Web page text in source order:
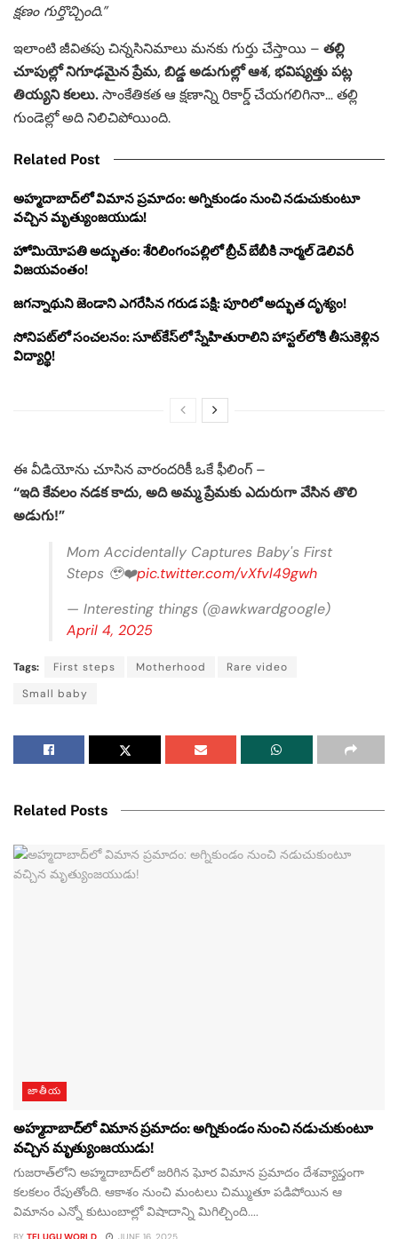
క్షణం గుర్తొచ్చింది.”
ఇలాంటి జీవితపు చిన్నసినిమాలు మనకు గుర్తు చేస్తాయి – తల్లి
చూపుల్లో నిగూఢమైన ప్రేమ, బిడ్డ అడుగుల్లో ఆశ, భవిష్యత్తు పట్ల
తియ్యని కలలు.సాంకేతికత ఆ క్షణాన్ని రికార్డ్ చేయగలిగినా… తల్లి
గుండెల్లో అది నిలిచిపోయింది.
Related Post
అహ్మదాబాద్‌లో విమాన ప్రమాదం: అగ్నికుండం నుంచి నడుచుకుంటూ
వచ్చిన మృత్యుంజయుడు!
హోమియోపతి అద్భుతం: శేరిలింగంపల్లిలో బ్రీచ్ బేబీకి నార్మల్ డెలివరీ
విజయవంతం!
జగన్నాథుని జెండాని ఎగరేసిన గరుడ పక్షి: పూరిలో అద్భుత దృశ్యం!
సోనిపట్‌లో సంచలనం: సూట్‌కేస్‌లో స్నేహితురాలిని హాస్టల్‌లోకి తీసుకెళ్లిన
విద్యార్థి!
ఈ వీడియోను చూసిన వారందరికీ ఒకే ఫీలింగ్ –
“ఇది కేవలం నడక కాదు, అది అమ్మ ప్రేమకు ఎదురుగా వేసిన తొలి
అడుగు!”
Mom Accidentally Captures Baby's First
Steps 🥹❤️pic.twitter.com/vXfvl49gwh
— Interesting things (@awkwardgoogle)
April 4, 2025
Tags: First steps Motherhood
Rare video
Small baby
Related Posts
జాతీయ
అహ్మదాబాద్‌లో విమాన ప్రమాదం: అగ్నికుండం నుంచి నడుచుకుంటూ
వచ్చిన మృత్యుంజయుడు!
గుజరాత్‌లోని అహ్మదాబాద్‌లో జరిగిన ఘోర విమాన ప్రమాదం దేశవ్యాప్తంగా
కలకలం రేపుతోంది. ఆకాశం నుంచి మంటలు చిమ్ముతూ పడిపోయిన ఆ
విమానం ఎన్నో కుటుంబాల్లో విషాదాన్ని మిగిల్చింది....
BY TELUGU WORLD JUNE 16, 2025